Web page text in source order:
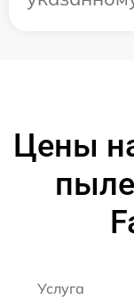
Цены
Услуга